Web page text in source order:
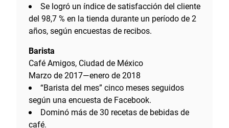
Se logró un índice de satisfacción del cliente
del 98,7 % en la tienda durante un período de 2
años, según encuestas de recibos.
Barista
Café Amigos, Ciudad de México
Marzo de 2017—enero de 2018
“Barista del mes” cinco meses seguidos
según una encuesta de Facebook.
Dominó más de 30 recetas de bebidas de
café.